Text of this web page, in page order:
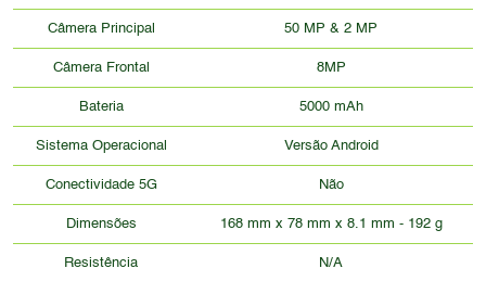
Câmera Principal 50 MP & 2 MP
Câmera Frontal 8MP
Bateria 5000 mAh
Sistema Operacional Versão Android
Conectividade 5G Não
Dimensões 168 mm x 78 mm x 8.1 mm - 192 g
Resistência N/A